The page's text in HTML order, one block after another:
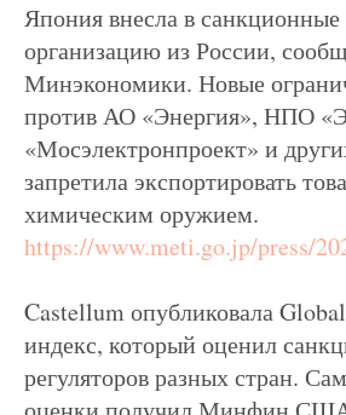
Япония внесла в
организацию из России,
Минэкономики. Новые
против АО «Энергия», НПО
«Мосэлектронпроект» и
запретила экспортировать
химическим оружием.
https://www.meti.go.jp/press/
Castellum опубликовала
индекс, который оценил
регуляторов разных стран.